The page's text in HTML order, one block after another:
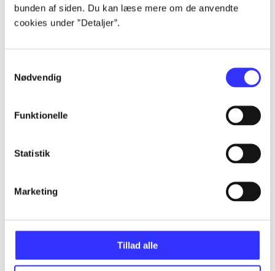
bunden af siden. Du kan læse mere om de anvendte
cookies under ”Detaljer”.
Nødvendig
Funktionelle
Statistik
Marketing
Tillad alle
Alle registrerede artikler fordelt på udgivelser